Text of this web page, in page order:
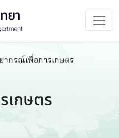
ากรณ์เพื่อการเกษตร
เกษตร